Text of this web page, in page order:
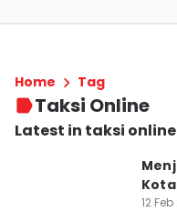
Home Tag
Taksi Online
Latest in taksi online
12